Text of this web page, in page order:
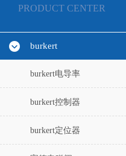
PRODUCT CENTER
burkert
burkert电导率
burkert控制器
burkert定位器